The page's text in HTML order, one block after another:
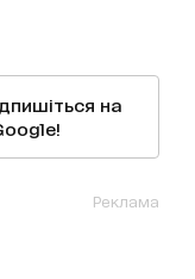
на
Реклама